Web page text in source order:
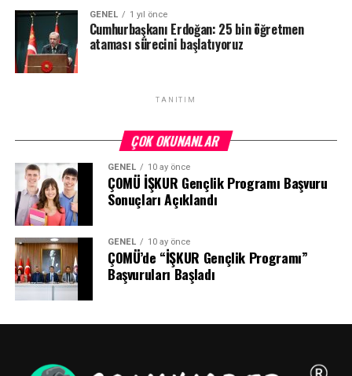
GENEL 1 yıl önce
Cumhurbaşkanı Erdoğan: 25 bin öğretmen
ataması sürecini başlatıyoruz
TANITIM
ÇOK OKUNANLAR
GENEL 10 ay önce
ÇOMÜ İŞKUR Gençlik Programı Başvuru
Sonuçları Açıklandı
GENEL 10 ay önce
ÇOMÜ’de “İŞKUR Gençlik Programı”
Başvuruları Başladı